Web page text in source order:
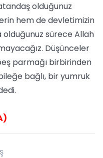
olduğunuz
hem de devletimizin
olduğunuz sürece Allah
Düşünceler
parmağı birbirinden
bağlı, bir yumruk